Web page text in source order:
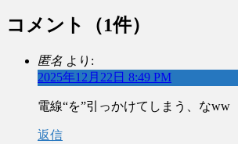
コメント （1件）
匿名 より:
2025年12月22日 8:49 PM
電線“を”引っかけてしまう、なww
返信